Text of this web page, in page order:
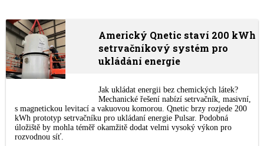
Americký Qnetic staví 200 kWh
setrvačníkový systém pro
ukládání energie
Jak ukládat energii bez chemických látek?
Mechanické řešení nabízí setrvačník, masivní,
s magnetickou levitací a vakuovou komorou. Qnetic brzy rozjede 200
kWh prototyp setrvačníku pro ukládaní energie Pulsar. Podobná
úložiště by mohla téměř okamžitě dodat velmi vysoký výkon pro
rozvodnou síť.